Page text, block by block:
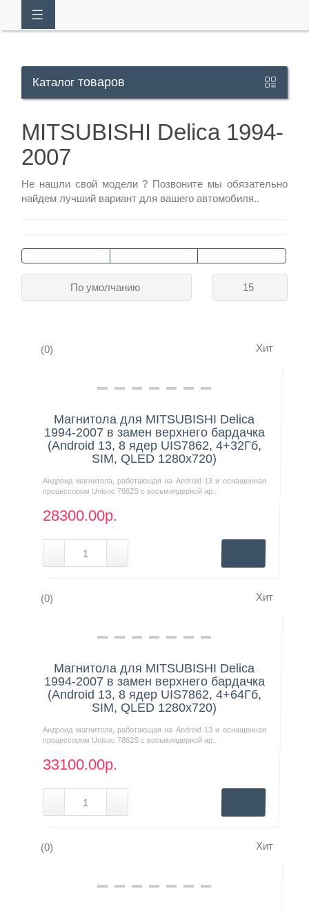
929
113-
13-
Режим
работы
Контакты
Каталог товаров
MITSUBISHI Delica 1994-
2007
Не нашли свой модели ? Позвоните мы обязательно
найдем лучший вариант для вашего автомобиля..
15
По умолчанию
(0) Хит
Нашли дешевле?
Магнитола для MITSUBISHI Delica
1994-2007 в замен верхнего бардачка
(Android 13, 8 ядер UIS7862, 4+32Гб,
SIM, QLED 1280x720)
Андроид магнитола, работающая на Android 13 и оснащенная
процессором Unisoc 7862S с восьмиядерной ар..
28300.00р.
(0) Хит
Нашли дешевле?
Магнитола для MITSUBISHI Delica
1994-2007 в замен верхнего бардачка
(Android 13, 8 ядер UIS7862, 4+64Гб,
SIM, QLED 1280x720)
Андроид магнитола, работающая на Android 13 и оснащенная
процессором Unisoc 7862S с восьмиядерной ар..
33100.00р.
(0) Хит
Нашли дешевле?